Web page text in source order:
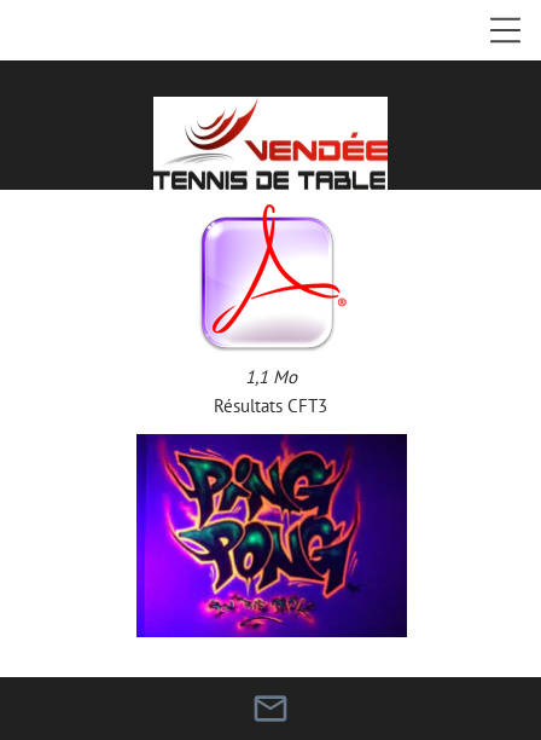
1,1 Mo
Résultats CFT3
mail_outline